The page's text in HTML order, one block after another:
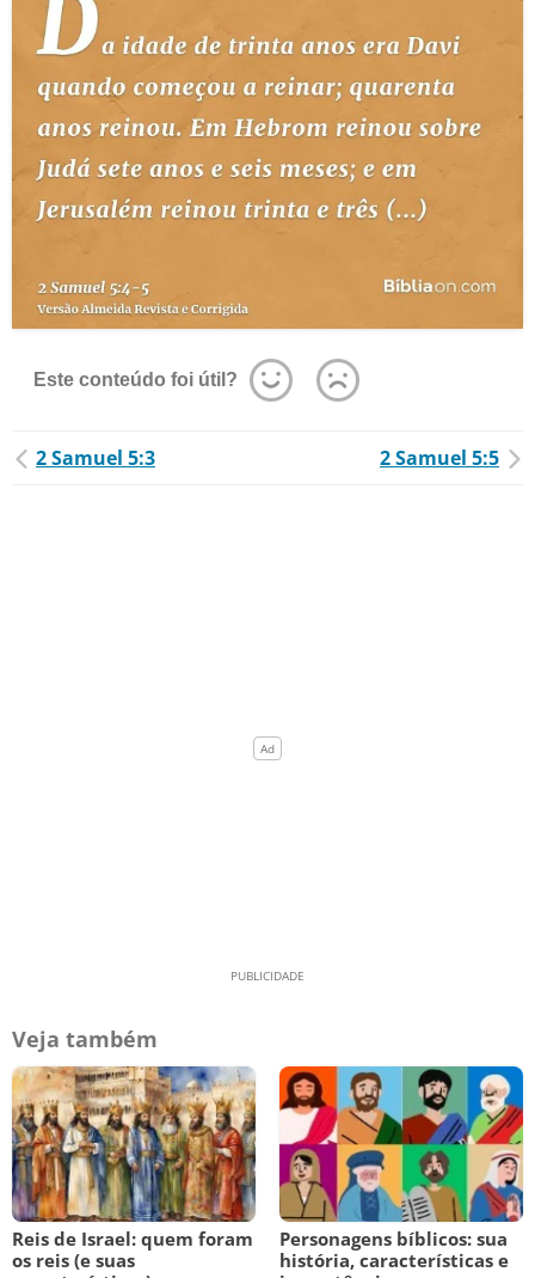
Este conteúdo foi útil?
2 Samuel 5:3 2 Samuel 5:5
Veja também
Reis de Israel: quem foram
os reis (e suas
Personagens bíblicos: sua
história, características e